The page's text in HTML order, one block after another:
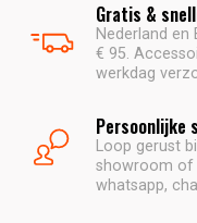
Gratis &
Nederland en
€ 95.
werkdag
Persoonlijke
Loop gerust
showroom of
whatsapp,